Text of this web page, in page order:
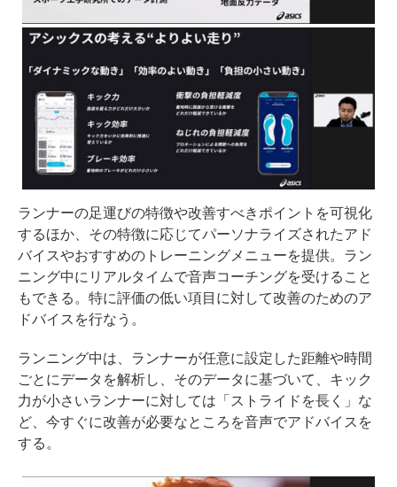
ランナーの足運びの特徴や改善すべきポイントを可視化
するほか、その特徴に応じてパーソナライズされたアド
バイスやおすすめのトレーニングメニューを提供。ラン
ニング中にリアルタイムで音声コーチングを受けること
もできる。特に評価の低い項目に対して改善のためのア
ドバイスを行なう。
ランニング中は、ランナーが任意に設定した距離や時間
ごとにデータを解析し、そのデータに基づいて、キック
力が小さいランナーに対しては「ストライドを長く」な
ど、今すぐに改善が必要なところを音声でアドバイスを
する。